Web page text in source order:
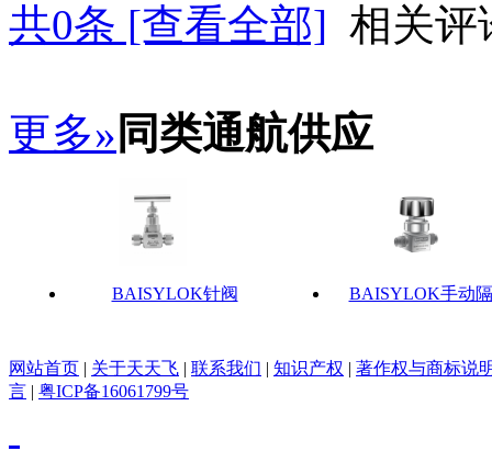
共0条 [查看全部] 相关评
更多» 同类通航供应
BAISYLOK针阀 BAISYLOK手动
网站首页 | 关于天天飞 | 联系我们 | 知识产权 | 著作权与商标说
言 | 粤ICP备16061799号